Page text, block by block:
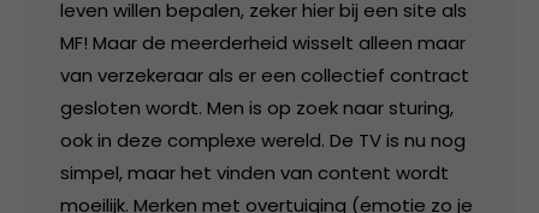
leven willen bepalen, zeker hier bij een site als
MF! Maar de meerderheid wisselt alleen maar
van verzekeraar als er een collectief contract
gesloten wordt. Men is op zoek naar sturing,
ook in deze complexe wereld. De TV is nu nog
simpel, maar het vinden van content wordt
moeilijk. Merken met overtuiging (emotie zo je